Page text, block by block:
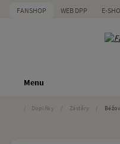
FANSHOP WEB DPP E-
Menu
Doplňky Zástěry